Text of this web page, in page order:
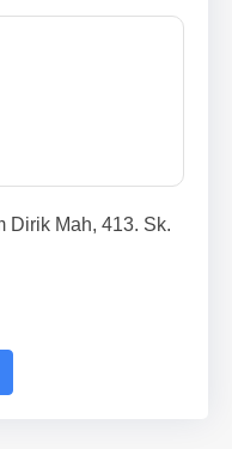
Dirik Mah, 413. Sk.